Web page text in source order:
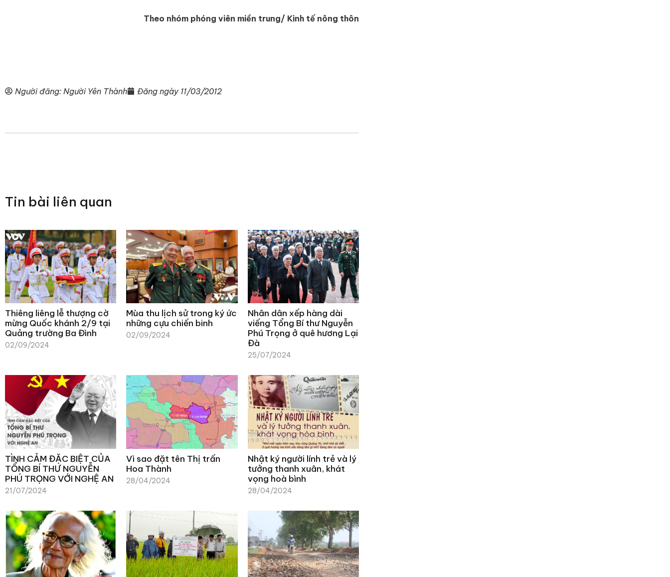
Theo nhóm phóng viên miền trung/ Kinh tế nông thôn
Người đăng: Người Yên Thành Đăng ngày 11/03/2012
Tin bài liên quan
Thiêng liêng lễ thượng cờ
mừng Quốc khánh 2/9 tại
Quảng trường Ba Đình
02/09/2024
Mùa thu lịch sử trong ký ức
những cựu chiến binh
02/09/2024
Nhân dân xếp hàng dài
viếng Tổng Bí thư Nguyễn
Phú Trọng ở quê hương Lại
Đà
25/07/2024
TÌNH CẢM ĐẶC BIỆT CỦA
TỔNG BÍ THƯ NGUYỄN
PHÚ TRỌNG VỚI NGHỆ AN
21/07/2024
Vì sao đặt tên Thị trấn
Hoa Thành
28/04/2024
Nhật ký người lính trẻ và lý
tưởng thanh xuân, khát
vọng hoà bình
28/04/2024